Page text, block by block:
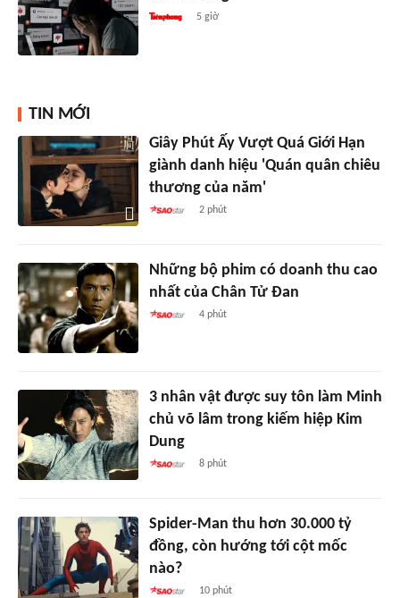
5 giờ
TIN MỚI
Giây Phút Ấy Vượt Quá Giới Hạn
giành danh hiệu 'Quán quân chiêu
thương của năm'
2 phút
Những bộ phim có doanh thu cao
nhất của Chân Tử Đan
4 phút
3 nhân vật được suy tôn làm Minh
chủ võ lâm trong kiếm hiệp Kim
Dung
8 phút
Spider-Man thu hơn 30.000 tỷ
đồng, còn hướng tới cột mốc
nào?
10 phút